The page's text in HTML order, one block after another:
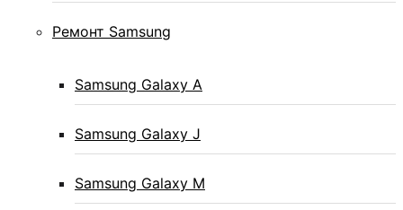
Ремонт Samsung
Samsung Galaxy А
Samsung Galaxy J
Samsung Galaxy M